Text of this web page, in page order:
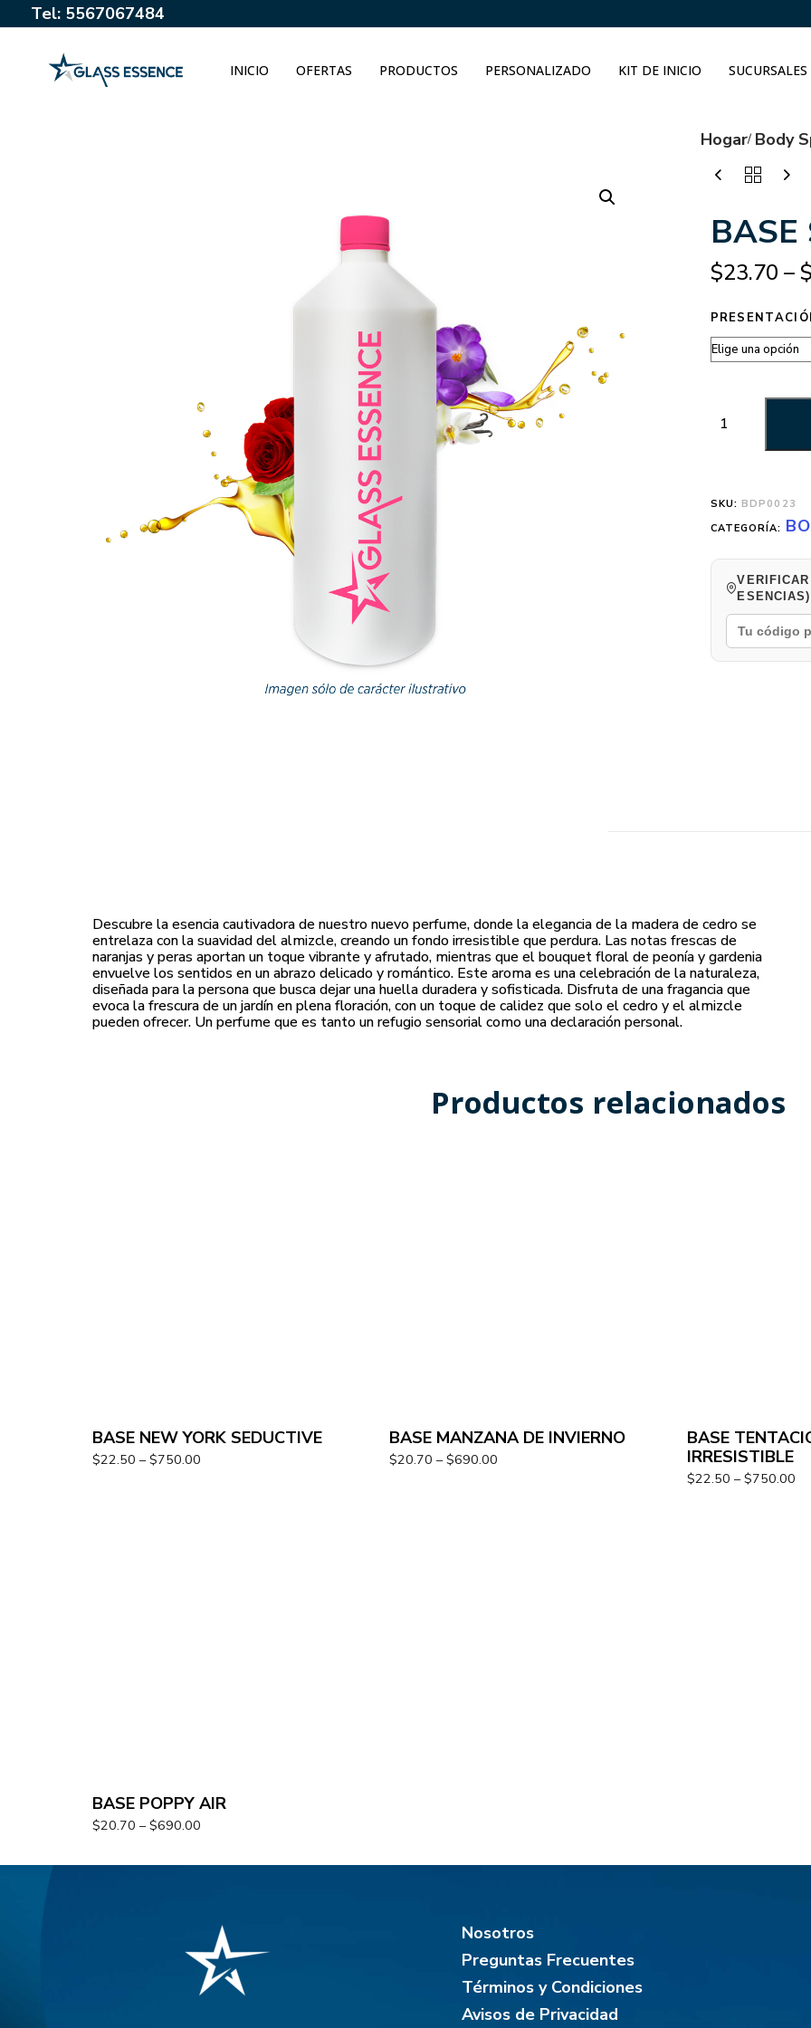
Tel: 5567067484
INICIO OFERTAS PRODUCTOS PERSONALIZADO KIT DE INICIO SUCURSALES
Hogar Body
BASE
$23.70 –
SKU: BDP0023
CATEGORÍA:
ESENCIAS)
Descubre la esencia cautivadora de nuestro nuevo perfume, donde la elegancia de la madera de cedro se
entrelaza con la suavidad del almizcle, creando un fondo irresistible que perdura. Las notas frescas de
naranjas y peras aportan un toque vibrante y afrutado, mientras que el bouquet floral de peonía y gardenia
envuelve los sentidos en un abrazo delicado y romántico. Este aroma es una celebración de la naturaleza,
diseñada para la persona que busca dejar una huella duradera y sofisticada. Disfruta de una fragancia que
evoca la frescura de un jardín en plena floración, con un toque de calidez que solo el cedro y el almizcle
pueden ofrecer. Un perfume que es tanto un refugio sensorial como una declaración personal.
Productos relacionados
BASE NEW YORK SEDUCTIVE
$22.50 – $750.00
BASE MANZANA DE INVIERNO
$20.70 – $690.00
BASE
IRRESISTIBLE
$22.50 – $750.00
BASE POPPY AIR
$20.70 – $690.00
Nosotros
Preguntas Frecuentes
Términos y Condiciones
Avisos de Privacidad